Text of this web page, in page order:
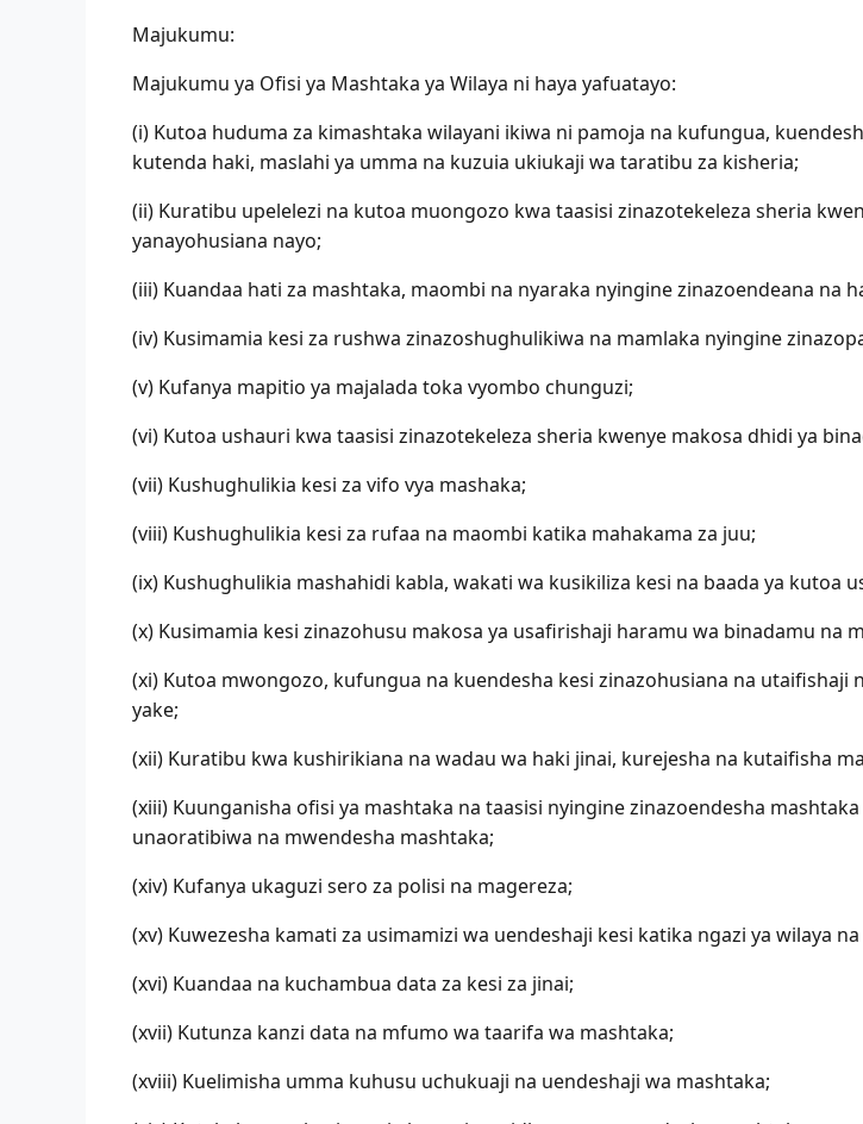
Majukumu:
Majukumu ya Ofisi ya Mashtaka ya Wilaya ni haya yafuatayo:
(i) Kutoa huduma za kimashtaka wilayani ikiwa ni pamoja na kufungua,
kutenda haki, maslahi ya umma na kuzuia ukiukaji wa taratibu za kisheria;
(ii) Kuratibu upelelezi na kutoa muongozo kwa taasisi zinazotekeleza sheria
yanayohusiana nayo;
(iii) Kuandaa hati za mashtaka, maombi na nyaraka nyingine zinazoendeana na
(iv) Kusimamia kesi za rushwa zinazoshughulikiwa na mamlaka nyingine
(v) Kufanya mapitio ya majalada toka vyombo chunguzi;
(vi) Kutoa ushauri kwa taasisi zinazotekeleza sheria kwenye makosa dhidi ya
(vii) Kushughulikia kesi za vifo vya mashaka;
(viii) Kushughulikia kesi za rufaa na maombi katika mahakama za juu;
(ix) Kushughulikia mashahidi kabla, wakati wa kusikiliza kesi na baada ya kutoa
(x) Kusimamia kesi zinazohusu makosa ya usafirishaji haramu wa binadamu na
(xi) Kutoa mwongozo, kufungua na kuendesha kesi zinazohusiana na
yake;
(xii) Kuratibu kwa kushirikiana na wadau wa haki jinai, kurejesha na kutaifisha
(xiii) Kuunganisha ofisi ya mashtaka na taasisi nyingine zinazoendesha
unaoratibiwa na mwendesha mashtaka;
(xiv) Kufanya ukaguzi sero za polisi na magereza;
(xv) Kuwezesha kamati za usimamizi wa uendeshaji kesi katika ngazi ya wilaya
(xvi) Kuandaa na kuchambua data za kesi za jinai;
(xvii) Kutunza kanzi data na mfumo wa taarifa wa mashtaka;
(xviii) Kuelimisha umma kuhusu uchukuaji na uendeshaji wa mashtaka;